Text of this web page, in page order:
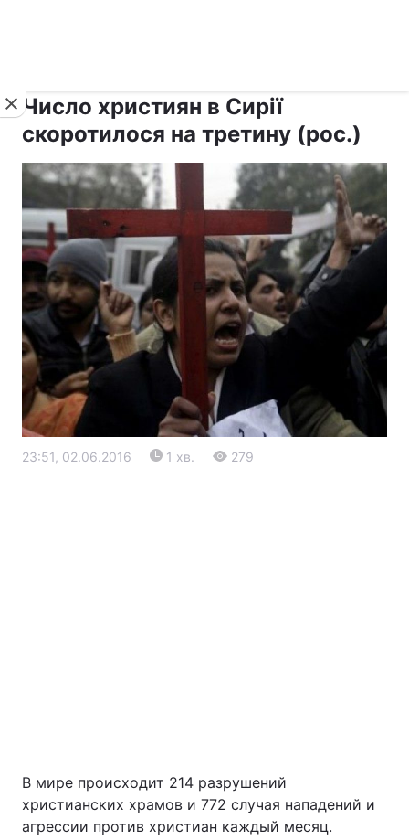
РЕГІОНИ
Число християн в Сирії
скоротилося на третину (рос.)
23:51, 02.06.2016 1 хв. 279
В мире происходит 214 разрушений
христианских храмов и 772 случая нападений и
агрессии против христиан каждый месяц.